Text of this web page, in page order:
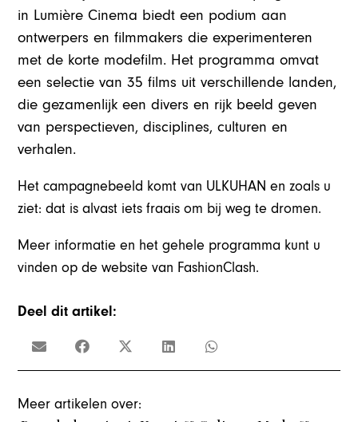
in Lumière Cinema biedt een podium aan
ontwerpers en filmmakers die experimenteren
met de korte modefilm. Het programma omvat
een selectie van 35 films uit verschillende landen,
die gezamenlijk een divers en rijk beeld geven
van perspectieven, disciplines, culturen en
verhalen.
Het campagnebeeld komt van ULKUHAN en zoals u
ziet: dat is alvast iets fraais om bij weg te dromen.
Meer informatie en het gehele programma kunt u
vinden op de website van FashionClash.
Deel dit artikel:
Meer artikelen over: